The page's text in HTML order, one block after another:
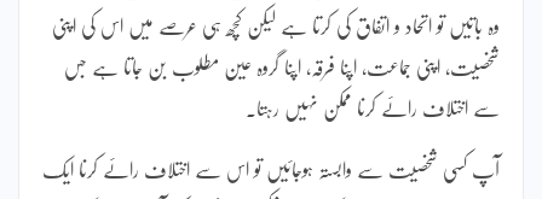
وہ باتیں تو اتحاد و اتفاق کی کرتا ہے لیکن کچھ ہی عرصے میں اس کی اپنی
شخصیت، اپنی جماعت، اپنا فرقہ، اپنا گروہ عین مطلوب بن جاتا ہے جس
سے اختلاف رائے کرنا ممکن نہیں رہتا۔
آپ کسی شخصیت سے وابستہ ہوجائیں تو اس سے اختلاف رائے کرنا ایک